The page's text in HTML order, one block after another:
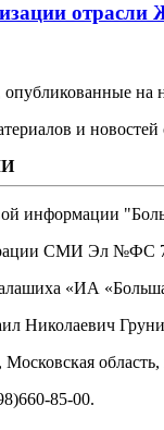
опубликованные
и новостей
информации
СМИ Эл №ФС
«ИА
Николаевич
85-00.